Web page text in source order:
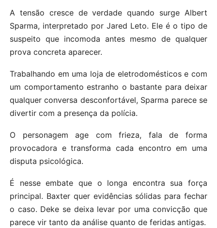
A tensão cresce de verdade quando surge Albert
Sparma, interpretado por Jared Leto. Ele é o tipo de
suspeito que incomoda antes mesmo de qualquer
prova concreta aparecer.
Trabalhando em uma loja de eletrodomésticos e com
um comportamento estranho o bastante para deixar
qualquer conversa desconfortável, Sparma parece se
divertir com a presença da polícia.
O personagem age com frieza, fala de forma
provocadora e transforma cada encontro em uma
disputa psicológica.
É nesse embate que o longa encontra sua força
principal. Baxter quer evidências sólidas para fechar
o caso. Deke se deixa levar por uma convicção que
parece vir tanto da análise quanto de feridas antigas.